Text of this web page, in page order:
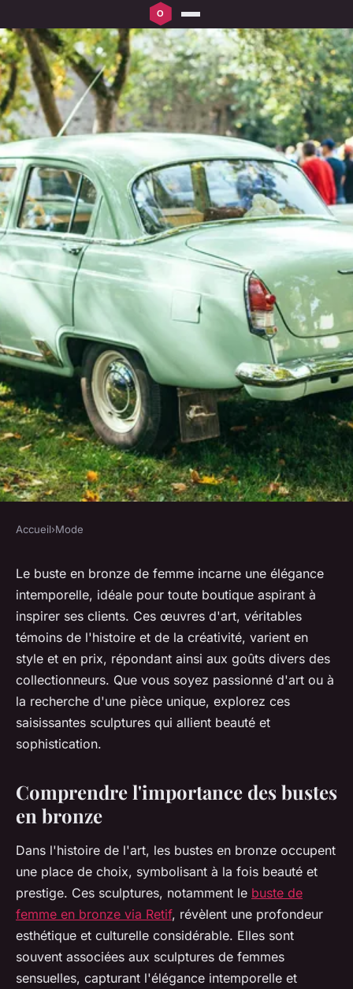
Buste femme bronze :
l'élégance intemporelle pour
votre boutique
lucinde• 13 mars 2025•6 min de lecture
Accueil›Mode
Le buste en bronze de femme incarne une élégance
intemporelle, idéale pour toute boutique aspirant à
inspirer ses clients. Ces œuvres d'art, véritables
témoins de l'histoire et de la créativité, varient en
style et en prix, répondant ainsi aux goûts divers des
collectionneurs. Que vous soyez passionné d'art ou à
la recherche d'une pièce unique, explorez ces
saisissantes sculptures qui allient beauté et
sophistication.
Comprendre l'importance des bustes
en bronze
Dans l'histoire de l'art, les bustes en bronze occupent
une place de choix, symbolisant à la fois beauté et
prestige. Ces sculptures, notamment le buste de
femme en bronze via Retif, révèlent une profondeur
esthétique et culturelle considérable. Elles sont
souvent associées aux sculptures de femmes
sensuelles, capturant l'élégance intemporelle et